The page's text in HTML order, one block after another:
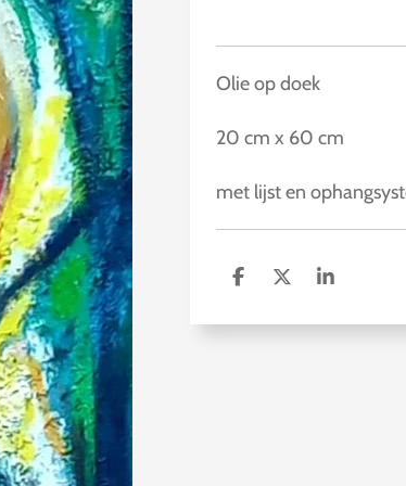
Olie op doek
20 cm x 60 cm
met lijst en
D
l
D
e
S
a